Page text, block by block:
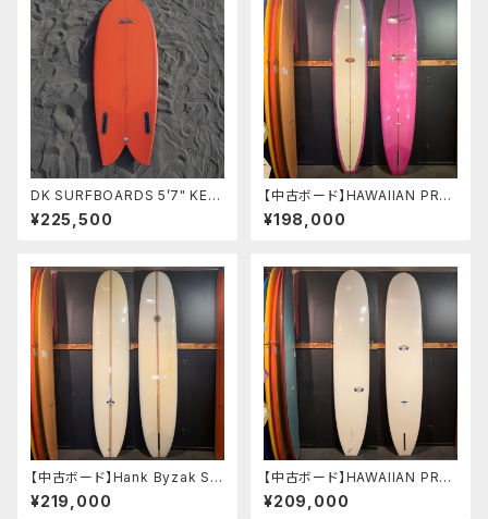
DK SURFBOARDS 5’7" KEE
L FISH ツインフィッシュ
¥225,500
【中古ボード】HAWAIIAN PRO
DESIGNS NR-2 9'6"ドナルド
タカヤマ シェイプ
¥198,000
【中古ボード】Hank Byzak SU
RFBOARDS 9’6” ハンクバ
イザック
¥219,000
【中古ボード】HAWAIIAN PRO
DESIGNS MODEL-T 9'6"
ドナルドタカヤマ ノーズライダ
¥209,000